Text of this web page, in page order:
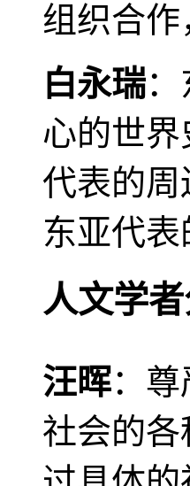
组织合
白永瑞
心的世
代表的
东亚代
人文学
汪晖：
社会的